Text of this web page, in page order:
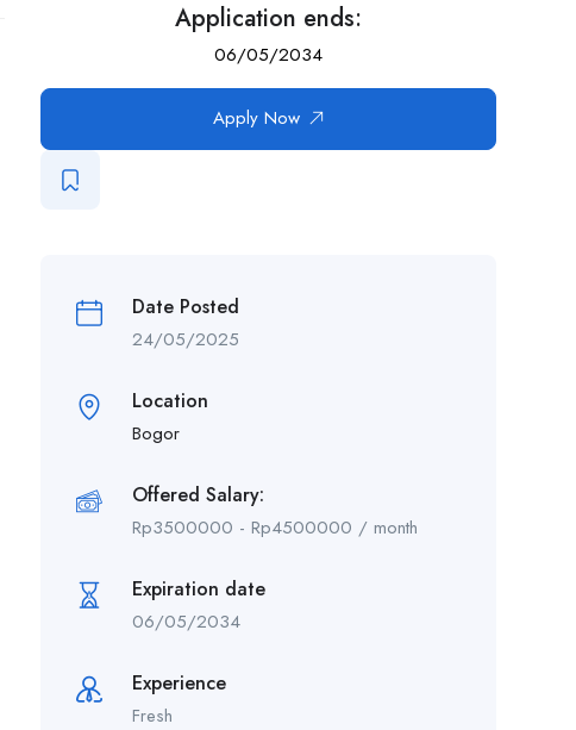
Application ends:
06/05/2034
Apply Now
Date Posted
24/05/2025
Location
Bogor
Offered Salary:
Rp3500000 - Rp4500000 / month
Expiration date
06/05/2034
Experience
Fresh